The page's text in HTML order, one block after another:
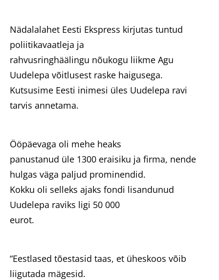
Nädalalahet Eesti Ekspress kirjutas tuntud
poliitikavaatleja ja
rahvusringhäälingu nõukogu liikme Agu
Uudelepa võitlusest raske haigusega.
Kutsusime Eesti inimesi üles Uudelepa ravi
tarvis annetama.
Ööpäevaga oli mehe heaks
panustanud üle 1300 eraisiku ja firma, nende
hulgas väga paljud prominendid.
Kokku oli selleks ajaks fondi lisandunud
Uudelepa raviks ligi 50 000
eurot.
“Eestlased tõestasid taas, et üheskoos võib
liigutada mägesid.